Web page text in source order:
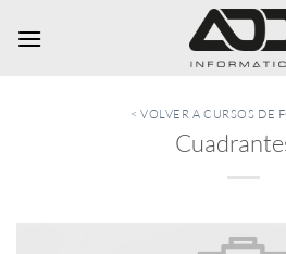
< VOLVER A CURSOS DE